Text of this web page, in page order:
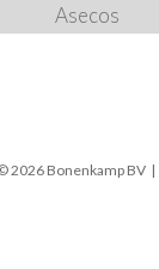
Asecos
2026 Bonenkamp BV |